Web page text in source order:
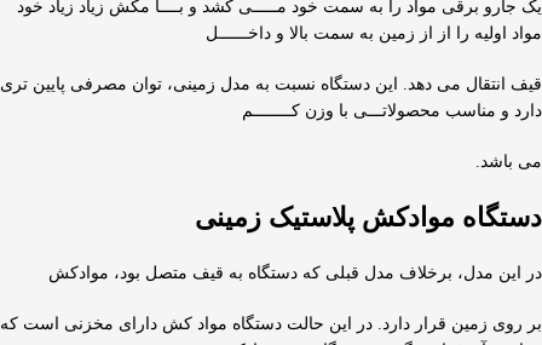
یک جارو برقی مواد را به سمت خود مـــــی کشد و بــــا مکش زیاد زیاد خود
مواد اولیه را از از زمین به سمت بالا و داخــــــل
قیف انتقال می دهد. این دستگاه نسبت به مدل زمینی، توان مصرفی پایین تری
دارد و مناسب محصولاتـــی با وزن کــــــــم
می باشد.
دستگاه موادکش پلاستیک زمینی
در این مدل، برخلاف مدل قبلی که دستگاه به قیف متصل بود، موادکش
بر روی زمین قرار دارد. در این حالت دستگاه مواد کش دارای مخزنی است که